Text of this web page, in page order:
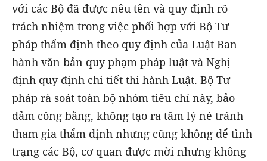
với các Bộ đã được nêu tên và quy định rõ
trách nhiệm trong việc phối hợp với Bộ Tư
pháp thẩm định theo quy định của Luật Ban
hành văn bản quy phạm pháp luật và Nghị
định quy định chi tiết thi hành Luật. Bộ Tư
pháp rà soát toàn bộ nhóm tiêu chí này, bảo
đảm công bằng, không tạo ra tâm lý né tránh
tham gia thẩm định nhưng cũng không để tình
trạng các Bộ, cơ quan được mời nhưng không